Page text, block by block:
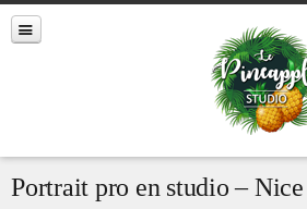
Portrait pro en studio – Nice